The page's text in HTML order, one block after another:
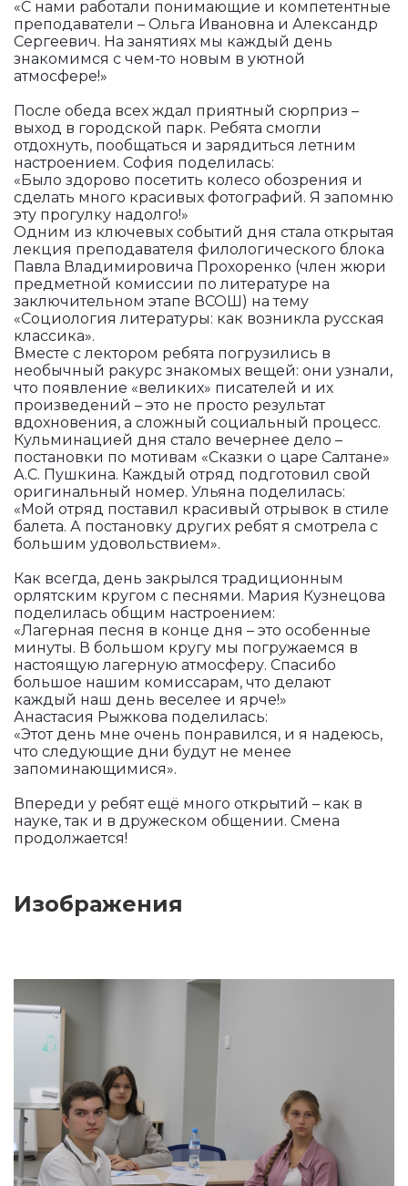
«С нами работали понимающие и компетентные
преподаватели – Ольга Ивановна и Александр
Сергеевич. На занятиях мы каждый день
знакомимся с чем-то новым в уютной
атмосфере!»
После обеда всех ждал приятный сюрприз –
выход в городской парк. Ребята смогли
отдохнуть, пообщаться и зарядиться летним
настроением. София поделилась:
«Было здорово посетить колесо обозрения и
сделать много красивых фотографий. Я запомню
эту прогулку надолго!»
Одним из ключевых событий дня стала открытая
лекция преподавателя филологического блока
Павла Владимировича Прохоренко (член жюри
предметной комиссии по литературе на
заключительном этапе ВСОШ) на тему
«Социология литературы: как возникла русская
классика».
Вместе с лектором ребята погрузились в
необычный ракурс знакомых вещей: они узнали,
что появление «великих» писателей и их
произведений – это не просто результат
вдохновения, а сложный социальный процесс.
Кульминацией дня стало вечернее дело –
постановки по мотивам «Сказки о царе Салтане»
А.С. Пушкина. Каждый отряд подготовил свой
оригинальный номер. Ульяна поделилась:
«Мой отряд поставил красивый отрывок в стиле
балета. А постановку других ребят я смотрела с
большим удовольствием».
Как всегда, день закрылся традиционным
орлятским кругом с песнями. Мария Кузнецова
поделилась общим настроением:
«Лагерная песня в конце дня – это особенные
минуты. В большом кругу мы погружаемся в
настоящую лагерную атмосферу. Спасибо
большое нашим комиссарам, что делают
каждый наш день веселее и ярче!»
Анастасия Рыжкова поделилась:
«Этот день мне очень понравился, и я надеюсь,
что следующие дни будут не менее
запоминающимися».
Впереди у ребят ещё много открытий – как в
науке, так и в дружеском общении. Смена
продолжается!
Изображения